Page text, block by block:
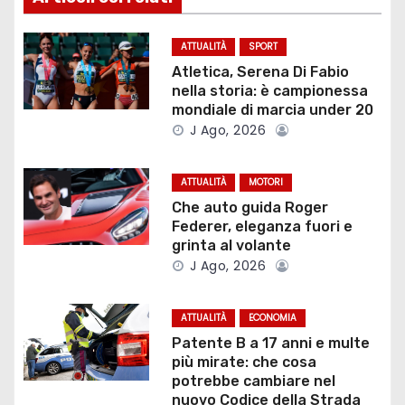
z
i
o
e
a
i
c
ATTUALITÀ SPORT
Atletica, Serena Di Fabio
nella storia: è campionessa
mondiale di marcia under 20
J Ago, 2026
ATTUALITÀ MOTORI
Che auto guida Roger
Federer, eleganza fuori e
grinta al volante
J Ago, 2026
ATTUALITÀ ECONOMIA
Patente B a 17 anni e multe
più mirate: che cosa
potrebbe cambiare nel
nuovo Codice della Strada